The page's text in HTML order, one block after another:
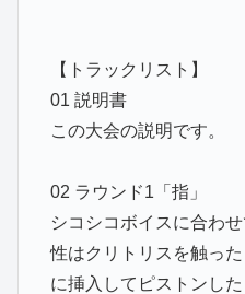
【トラックリスト】
01 説明書
この大会の説明です。
02 ラウンド1「指」
シコシコボイスに合わ
性はクリトリスを触っ
に挿入してピストンした